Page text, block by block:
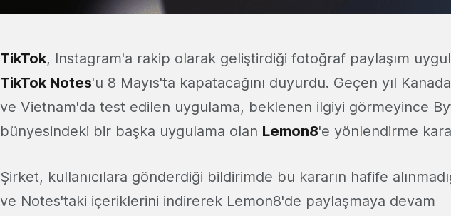
TikTok, Instagram'a rakip olarak geliştirdiği fotoğraf paylaşım
TikTok Notes'u 8 Mayıs'ta kapatacağını duyurdu. Geçen yıl
ve Vietnam'da test edilen uygulama, beklenen ilgiyi görmeyince
bünyesindeki bir başka uygulama olan Lemon8'e yönlendirme
Şirket, kullanıcılara gönderdiği bildirimde bu kararın hafife
ve Notes'taki içeriklerini indirerek Lemon8'de paylaşmaya devam